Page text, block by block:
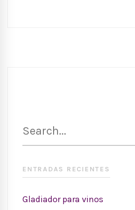
for:
ENTRADAS RECIENTES
Gladiador para vinos